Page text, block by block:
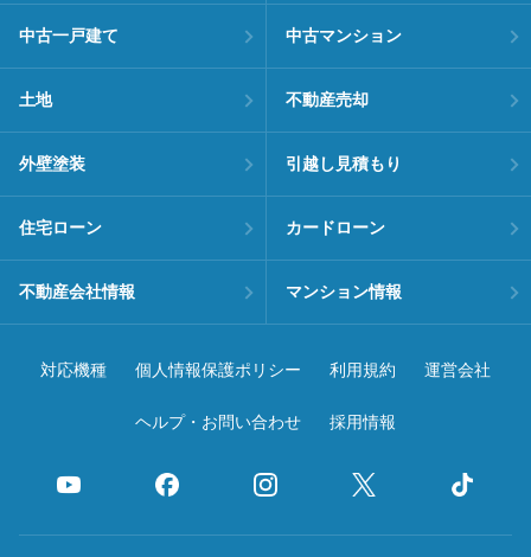
中古一戸建て 中古マンション
土地 不動産売却
外壁塗装 引越し見積もり
住宅ローン カードローン
不動産会社情報 マンション情報
対応機種 個人情報保護ポリシー 利用規約 運営会社
ヘルプ・お問い合わせ 採用情報